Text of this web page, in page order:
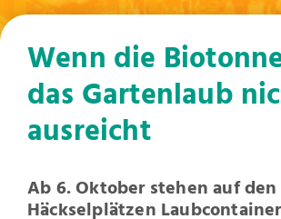
Wenn die
das Gartenlaub
ausreicht
Ab 6. Oktober stehen auf den
Häckselplätzen